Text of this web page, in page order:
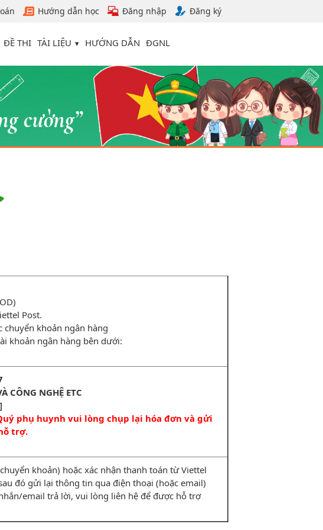
Hướng dẫn học Đăng nhập Đăng ký
ĐỀ THI TÀI LIỆU HƯỚNG DẪN ĐGNL
Post.
chuyển khoản ngân hàng
khoản ngân hàng bên dưới:
CÔNG NGHỆ ETC
]
phụ huynh vui lòng chụp lại hóa đơn và gửi
trợ.
khoản) hoặc xác nhận thanh toán từ Viettel
đó gửi lại thông tin qua điện thoại (hoặc email)
email trả lời, vui lòng liên hệ để được hỗ trợ